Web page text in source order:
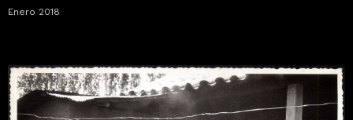
Enero 2018